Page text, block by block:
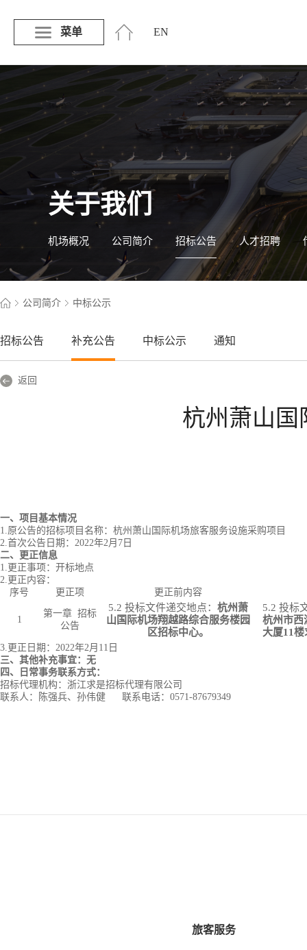
菜单 EN
关于我们
机场概况 公司简介 招标公告 人才招聘
公司简介 中标公示
招标公告 补充公告 中标公示 通知
返回
杭州萧山国
一、项目基本情况
1.原公告的招标项目名称：杭州萧山国际机场旅客服务设施采购项目
2.首次公告日期： 2022年2月 7 日
二、更正信息
1. 更正事项： 开标地点
2. 更正内容：
序号
更正项 更正前内容
1
第一章 招标
公告
5.2 投标文件递交地点： 杭州萧
山国际机场翔越路综合服务楼园
区招标中心。
5.2 投标
杭州市西
大厦11
3. 更正日期： 2022年2月 11 日
三、其他补充事宜：无
四、日常事务联系方式：
招标代理机构：浙江求是招标代理有限公司
联系人：陈强兵、孙伟健 联系电话：0571-87679349
旅客服务